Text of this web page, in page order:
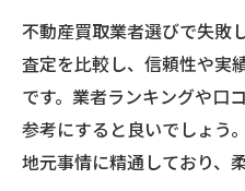
不動産買取業者選びで失敗
査定を比較し、信頼性や実
です。業者ランキングや口
参考にすると良いでしょう
地元事情に精通しており、